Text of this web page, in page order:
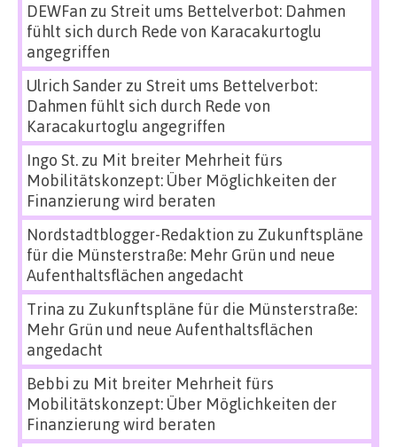
DEWFan zu Streit ums Bettelverbot: Dahmen
fühlt sich durch Rede von Karacakurtoglu
angegriffen
Ulrich Sanderzu Streit ums Bettelverbot:
Dahmen fühlt sich durch Rede von
Karacakurtoglu angegriffen
Ingo St.zu Mit breiter Mehrheit fürs
Mobilitätskonzept: Über Möglichkeiten der
Finanzierung wird beraten
Nordstadtblogger-Redaktion zu Zukunftspläne
für die Münsterstraße: Mehr Grün und neue
Aufenthaltsflächen angedacht
Trina zu Zukunftspläne für die Münsterstraße:
Mehr Grün und neue Aufenthaltsflächen
angedacht
Bebbi zu Mit breiter Mehrheit fürs
Mobilitätskonzept: Über Möglichkeiten der
Finanzierung wird beraten